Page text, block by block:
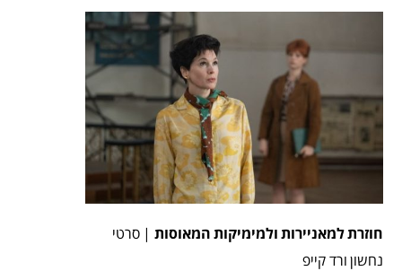
חוזרת למאניירות ולמימיקות המאוסות| סרטי
נחשון ורד קייפ